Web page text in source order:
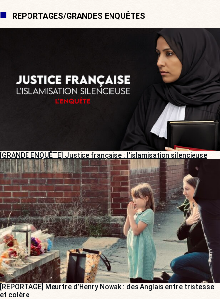
REPORTAGES/GRANDES ENQUÊTES
[GRANDE ENQUÊTE] Justice française : l’islamisation silencieuse
[REPORTAGE] Meurtre d’Henry Nowak : des Anglais entre tristesse
et colère